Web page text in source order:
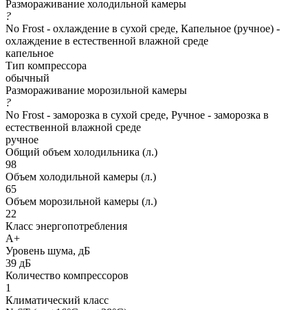
Размораживание холодильной камеры
?
No Frost - охлаждение в сухой среде, Капельное (ручное) -
охлаждение в естественной влажной среде
капельное
Тип компрессора
обычный
Размораживание морозильной камеры
?
No Frost - заморозка в сухой среде, Ручное - заморозка в
естественной влажной среде
ручное
Общий объем холодильника (л.)
98
Объем холодильной камеры (л.)
65
Объем морозильной камеры (л.)
22
Класс энергопотребления
A+
Уровень шума, дБ
39 дБ
Количество компрессоров
1
Климатический класс